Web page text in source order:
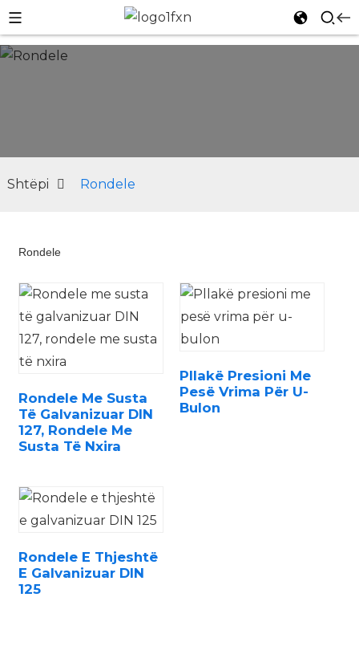
Shtëpi Rondele
Rondele
Rondele Me Susta
Të Galvanizuar DIN
127, Rondele Me
Susta Të Nxira
Pllakë Presioni Me
Pesë Vrima Për U-
Bulon
Rondele E Thjeshtë
E Galvanizuar DIN
125